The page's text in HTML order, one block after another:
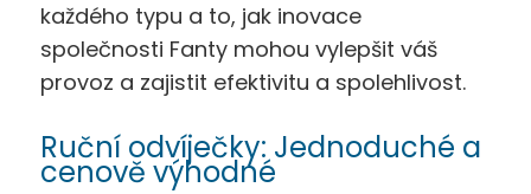
každého typu a to, jak inovace
společnosti Fanty mohou vylepšit váš
provoz a zajistit efektivitu a spolehlivost.
Ruční odvíječky: Jednoduché a
cenově výhodné